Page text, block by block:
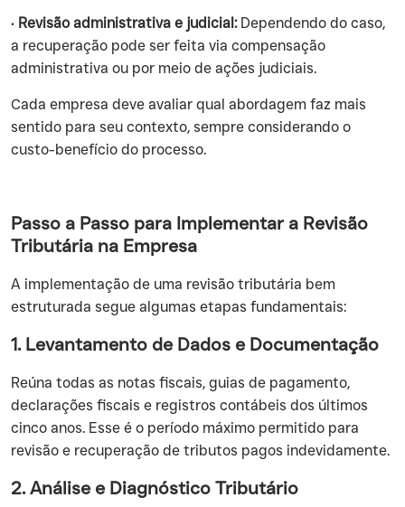
• Revisão administrativa e judicial:Dependendo do caso,
a recuperação pode ser feita via compensação
administrativa ou por meio de ações judiciais.
Cada empresa deve avaliar qual abordagem faz mais
sentido para seu contexto, sempre considerando o
custo-benefício do processo.
Passo a Passo para Implementar a Revisão
Tributária na Empresa
A implementação de uma revisão tributária bem
estruturada segue algumas etapas fundamentais:
1. Levantamento de Dados e Documentação
Reúna todas as notas fiscais, guias de pagamento,
declarações fiscais e registros contábeis dos últimos
cinco anos. Esse é o período máximo permitido para
revisão e recuperação de tributos pagos indevidamente.
2. Análise e Diagnóstico Tributário